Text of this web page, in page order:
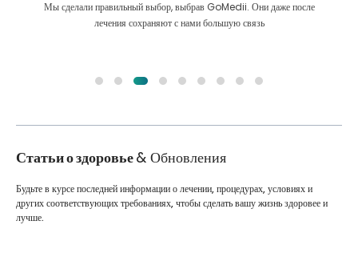
Мы сделали правильный выбор, выбрав GoMedii. Они даже после
лечения сохраняют с нами большую связь
Статьи о здоровье& Обновления
Будьте в курсе последней информации о лечении, процедурах, условиях и
других соответствующих требованиях, чтобы сделать вашу жизнь здоровее и
лучше.